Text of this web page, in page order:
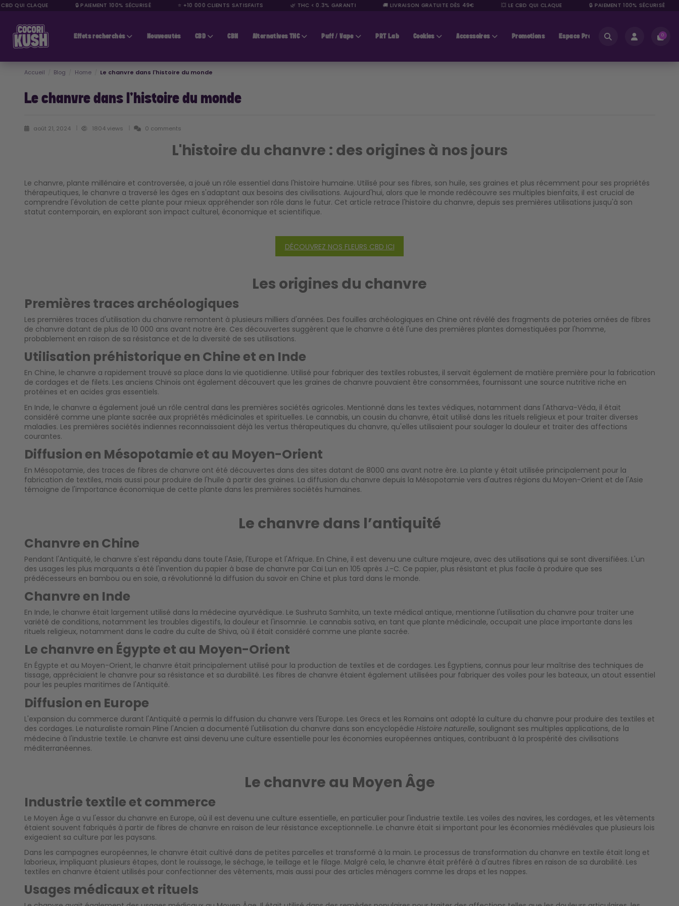
QUI CLAQUE 🔒 PAIEMENT 100% SÉCURISÉ ⭐ +10 000 CLIENTS SATISFAITS 🌿 THC < 0.3% GARANTI 🚚 LIVRAISON GRATUITE DÈS 49€ 💥 LE CBD QUI CLAQUE 🔒 PAIEMENT 100% SÉCURISÉ
Effets recherchés Nouveautés CBD CBN Alternatives THC Puff / Vape PRT Lab Cookies Accessoires Promotions Espace Pros 0
Accueil Blog Home Le chanvre dans l'histoire du monde
Le chanvre dans l'histoire du monde
août 21, 2024 1804 views 0 comments
L'histoire du chanvre : des origines à nos jours
Le chanvre, plante millénaire et controversée, a joué un rôle essentiel dans l'histoire humaine. Utilisé pour ses fibres, son huile, ses graines et plus récemment pour ses propriétés
thérapeutiques, le chanvre a traversé les âges en s'adaptant aux besoins des civilisations. Aujourd'hui, alors que le monde redécouvre ses multiples bienfaits, il est crucial de
comprendre l'évolution de cette plante pour mieux appréhender son rôle dans le futur. Cet article retrace l'histoire du chanvre, depuis ses premières utilisations jusqu'à son
statut contemporain, en explorant son impact culturel, économique et scientifique.
DÉCOUVREZ NOS FLEURS CBD ICI
Les origines du chanvre
Premières traces archéologiques
Les premières traces d'utilisation du chanvre remontent à plusieurs milliers d'années. Des fouilles archéologiques en Chine ont révélé des fragments de poteries ornées de fibres
de chanvre datant de plus de 10 000 ans avant notre ère. Ces découvertes suggèrent que le chanvre a été l'une des premières plantes domestiquées par l'homme,
probablement en raison de sa résistance et de la diversité de ses utilisations.
Utilisation préhistorique en Chine et en Inde
En Chine, le chanvre a rapidement trouvé sa place dans la vie quotidienne. Utilisé pour fabriquer des textiles robustes, il servait également de matière première pour la fabrication
de cordages et de filets. Les anciens Chinois ont également découvert que les graines de chanvre pouvaient être consommées, fournissant une source nutritive riche en
protéines et en acides gras essentiels.
En Inde, le chanvre a également joué un rôle central dans les premières sociétés agricoles. Mentionné dans les textes védiques, notamment dans l'Atharva-Véda, il était
considéré comme une plante sacrée aux propriétés médicinales et spirituelles. Le cannabis, un cousin du chanvre, était utilisé dans les rituels religieux et pour traiter diverses
maladies. Les premières sociétés indiennes reconnaissaient déjà les vertus thérapeutiques du chanvre, qu'elles utilisaient pour soulager la douleur et traiter des affections
courantes.
Diffusion en Mésopotamie et au Moyen-Orient
En Mésopotamie, des traces de fibres de chanvre ont été découvertes dans des sites datant de 8000 ans avant notre ère. La plante y était utilisée principalement pour la
fabrication de textiles, mais aussi pour produire de l'huile à partir des graines. La diffusion du chanvre depuis la Mésopotamie vers d'autres régions du Moyen-Orient et de l'Asie
témoigne de l'importance économique de cette plante dans les premières sociétés humaines.
Le chanvre dans l’antiquité
Chanvre en Chine
Pendant l'Antiquité, le chanvre s'est répandu dans toute l'Asie, l'Europe et l'Afrique. En Chine, il est devenu une culture majeure, avec des utilisations qui se sont diversifiées. L'un
des usages les plus marquants a été l'invention du papier à base de chanvre par Cai Lun en 105 après J.-C. Ce papier, plus résistant et plus facile à produire que ses
prédécesseurs en bambou ou en soie, a révolutionné la diffusion du savoir en Chine et plus tard dans le monde.
Chanvre en Inde
En Inde, le chanvre était largement utilisé dans la médecine ayurvédique. Le Sushruta Samhita, un texte médical antique, mentionne l'utilisation du chanvre pour traiter une
variété de conditions, notamment les troubles digestifs, la douleur et l'insomnie. Le cannabis sativa, en tant que plante médicinale, occupait une place importante dans les
rituels religieux, notamment dans le cadre du culte de Shiva, où il était considéré comme une plante sacrée.
Le chanvre en Égypte et au Moyen-Orient
En Égypte et au Moyen-Orient, le chanvre était principalement utilisé pour la production de textiles et de cordages. Les Égyptiens, connus pour leur maîtrise des techniques de
tissage, appréciaient le chanvre pour sa résistance et sa durabilité. Les fibres de chanvre étaient également utilisées pour fabriquer des voiles pour les bateaux, un atout essentiel
pour les peuples maritimes de l'Antiquité.
Diffusion en Europe
L'expansion du commerce durant l'Antiquité a permis la diffusion du chanvre vers l'Europe. Les Grecs et les Romains ont adopté la culture du chanvre pour produire des textiles et
des cordages. Le naturaliste romain Pline l'Ancien a documenté l'utilisation du chanvre dans son encyclopédie Histoire naturelle, soulignant ses multiples applications, de la
médecine à l'industrie textile. Le chanvre est ainsi devenu une culture essentielle pour les économies européennes antiques, contribuant à la prospérité des civilisations
méditerranéennes.
Le chanvre au Moyen Âge
Industrie textile et commerce
Le Moyen Âge a vu l'essor du chanvre en Europe, où il est devenu une culture essentielle, en particulier pour l'industrie textile. Les voiles des navires, les cordages, et les vêtements
étaient souvent fabriqués à partir de fibres de chanvre en raison de leur résistance exceptionnelle. Le chanvre était si important pour les économies médiévales que plusieurs lois
exigeaient sa culture par les paysans.
Dans les campagnes européennes, le chanvre était cultivé dans de petites parcelles et transformé à la main. Le processus de transformation du chanvre en textile était long et
laborieux, impliquant plusieurs étapes, dont le rouissage, le séchage, le teillage et le filage. Malgré cela, le chanvre était préféré à d'autres fibres en raison de sa durabilité. Les
textiles en chanvre étaient utilisés pour confectionner des vêtements, mais aussi pour des articles ménagers comme les draps et les nappes.
Usages médicaux et rituels